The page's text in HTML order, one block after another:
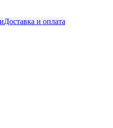
Доставка и оплата